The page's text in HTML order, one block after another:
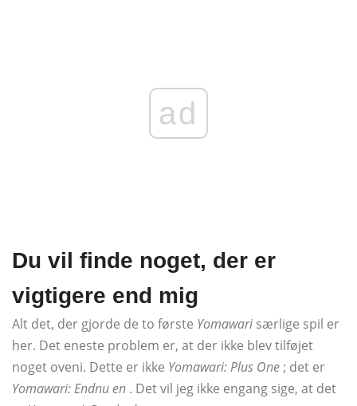
ad
Du vil finde noget, der er
vigtigere end mig
Alt det, der gjorde de to første Yomawari særlige spil er
her. Det eneste problem er, at der ikke blev tilføjet
noget oveni. Dette er ikke Yomawari: Plus One ; det er
Yomawari: Endnu en . Det vil jeg ikke engang sige, at det